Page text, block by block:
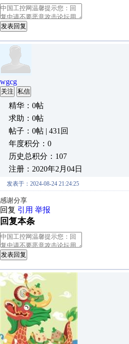
发表回复
wgcg
关注 私信
精华：0帖
求助：0帖
帖子：0帖 | 431回
年度积分：0
历史总积分：107
注册：2020年2月04日
发表于：2024-08-24 21:24:25
感谢分享
回复 引用 举报
回复本条
发表回复